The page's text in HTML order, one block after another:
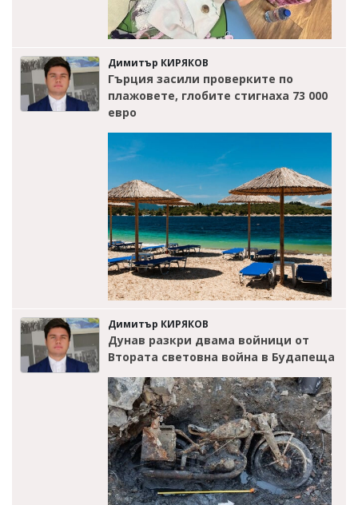
Димитър КИРЯКОВ
Гърция засили проверките по
плажовете, глобите стигнаха 73 000
евро
Димитър КИРЯКОВ
Дунав разкри двама войници от
Втората световна война в Будапеща